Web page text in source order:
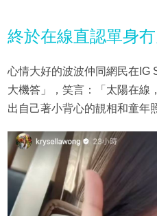
終於在線直認單身
心情大好的波波仲同網民在IG
大機答」，笑言：「太陽在線
出自己著小背心的靚相和童年